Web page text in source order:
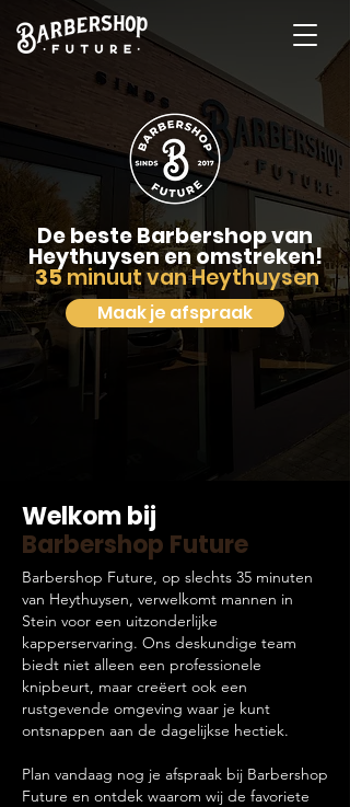
De beste Barbershop van
Heythuysen en omstreken!
35minuut van Heythuysen
Maak je afspraak
Welkom bij
Barbershop Future
Barbershop Future, op slechts 35 minuten
van Heythuysen, verwelkomt mannen in
Stein voor een uitzonderlijke
kapperservaring. Ons deskundige team
biedt niet alleen een professionele
knipbeurt, maar creëert ook een
rustgevende omgeving waar je kunt
ontsnappen aan de dagelijkse hectiek.
Plan vandaag nog je afspraak bij Barbershop
Future en ontdek waarom wij de favoriete